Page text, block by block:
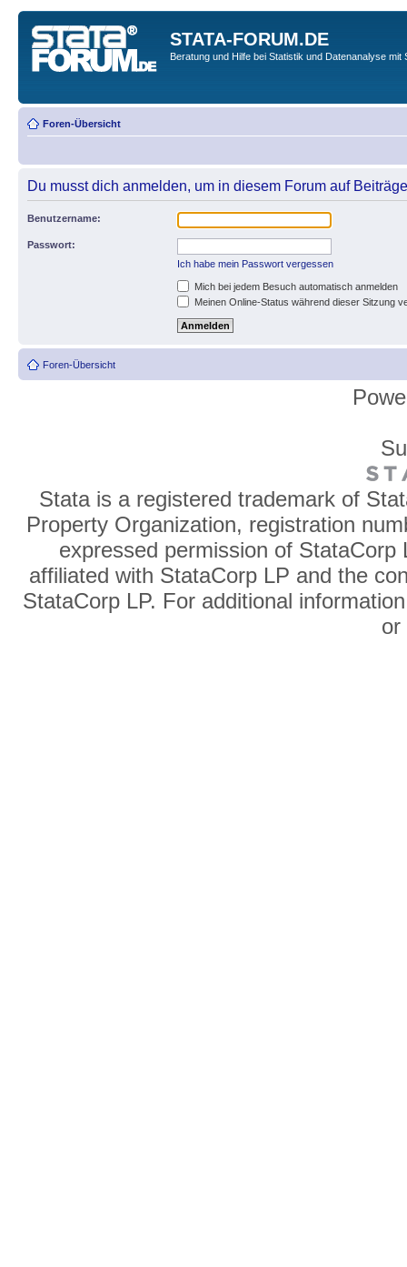
STATA-FORUM.DE
Beratung und Hilfe bei Statistik und Datenanalyse mit
Foren-Übersicht
Du musst dich anmelden, um in diesem Forum auf
Benutzername:
Passwort:
Ich habe mein Passwort vergessen
Mich bei jedem Besuch automatisch anmelden
Meinen Online-Status während dieser Sitzung
Foren-Übersicht
Stata is a registered trademark of
Property Organization, registration
expressed permission of
affiliated with StataCorp LP and the
StataCorp LP. For additional
or